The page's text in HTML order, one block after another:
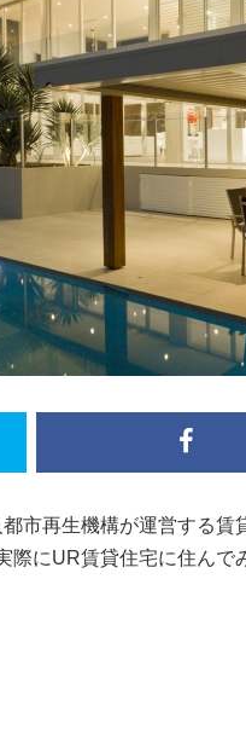
市再生機構が運営する
際にUR賃貸住宅に住んで